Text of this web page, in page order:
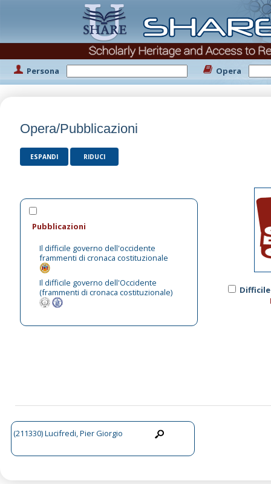
Persona Opera
Opera/Pubblicazioni
ESPANDI RIDUCI
Pubblicazioni
Il difficile governo dell'occidente
frammenti di cronaca costituzionale
Il difficile governo dell'Occidente
(frammenti di cronaca costituzionale)
(211330) Lucifredi, Pier Giorgio